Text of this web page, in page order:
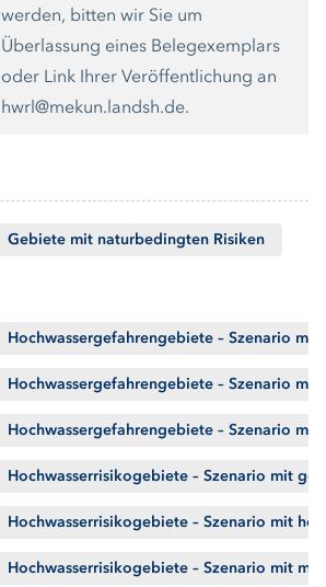
werden, bitten wir Sie um
Überlassung eines Belegexemplars
oder Link Ihrer Veröffentlichung an
hwrl@mekun.landsh.de.
Gebiete mit naturbedingten Risiken
Hochwassergefahrengebiete – Szenario
Hochwassergefahrengebiete – Szenario
Hochwassergefahrengebiete – Szenario
Hochwasserrisikogebiete – Szenario mit
Hochwasserrisikogebiete – Szenario mit
Hochwasserrisikogebiete – Szenario mit